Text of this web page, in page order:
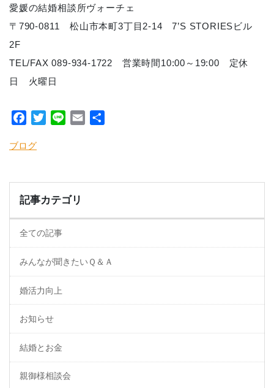
愛媛の結婚相談所ヴォーチェ
〒790-0811 松山市本町3丁目2-14 7’S STORIESビル
2F
TEL/FAX 089-934-1722 営業時間10:00～19:00 定休
日 火曜日
Facebook
TwitterLine Email
ブログ
記事カテゴリ
全ての記事
みんなが聞きたいＱ＆Ａ
婚活力向上
お知らせ
結婚とお金
親御様相談会